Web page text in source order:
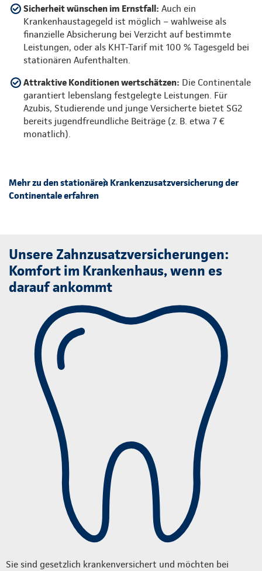
Sicherheit wünschen im Ernstfall: Auch ein
Krankenhaustagegeld ist möglich – wahlweise als
finanzielle Absicherung bei Verzicht auf bestimmte
Leistungen, oder als KHT-Tarif mit 100 % Tagesgeld bei
stationären Aufenthalten.
Attraktive Konditionen wertschätzen: Die Continentale
garantiert lebenslang festgelegte Leistungen. Für
Azubis, Studierende und junge Versicherte bietet SG2
bereits jugendfreundliche Beiträge (z. B. etwa 7 €
monatlich).
Mehr zu den stationären Krankenzusatzversicherung der
Continentale erfahren
Unsere Zahnzusatzversicherungen:
Komfort im Krankenhaus, wenn es
darauf ankommt
Sie sind gesetzlich krankenversichert und möchten bei